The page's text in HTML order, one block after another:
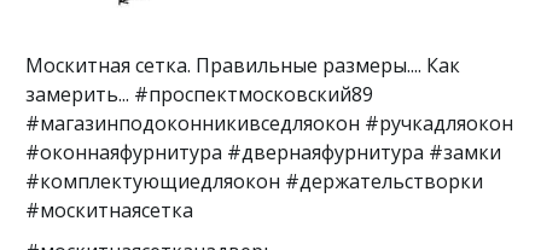
Москитная сетка. Правильные размеры.... Как
замерить... #проспектмосковский89
#магазинподоконникивседляокон #ручкадляокон
#оконнаяфурнитура #двернаяфурнитура #замки
#комплектующиедляокон #держательстворки
#москитнаясетка